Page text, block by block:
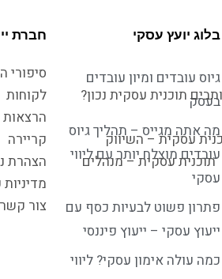
תוכנית עסקית נכון?
עסקית – השיווק
תוכנית עסקית – מנהלים
בלוג יועץ עסקי
גיוס עובדים ומיון עובדים
בעסק
מה אתה מגייס – תהליך גיוס
עובדים מוצלח יותר עם ליווי
עסקי
פתרון פשוט לבעיות כסף עם
ייעוץ עסקי – ייעוץ פיננסי
כמה עולה אימון עסקי? ליווי
חברת
סיפורי
לקוחות
הרצאות
קריירה
הצהרת
צור קשר